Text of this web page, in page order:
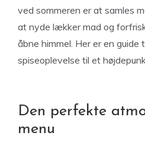
ved sommeren er at samles
at nyde lækker mad og
åbne himmel. Her er en guide
spiseoplevelse til et
Den perfekte
menu